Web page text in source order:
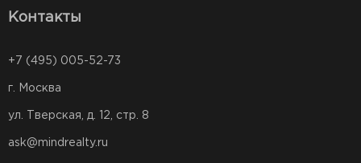
Контакты
+7 (495) 005-52-73
г. Москва
ул. Тверская, д. 12, стр. 8
ask@mindrealty.ru